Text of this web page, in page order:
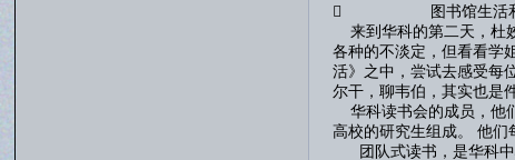
 图书馆生活和
来到华科的第二天，杜
各种的不淡定，但看看学
活》之中，尝试去感受每
尔干，聊韦伯，其实也是
华科读书会的成员，他
高校的研究生组成。 他们
团队式读书，是华科中